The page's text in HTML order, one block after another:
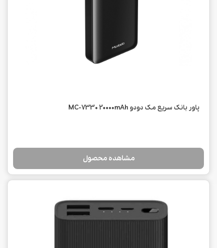
پاور بانک سریع مک دودو MC-7330 20000mAh
مشاهده محصول